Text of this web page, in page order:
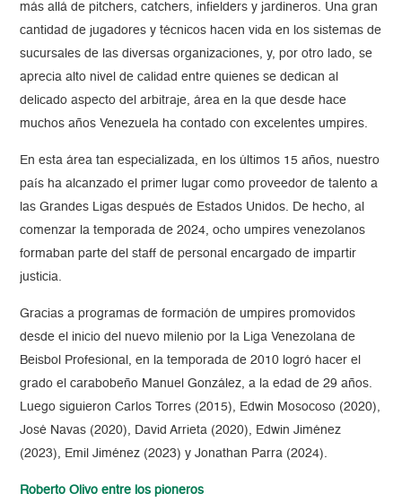
más allá de pitchers, catchers, infielders y jardineros. Una gran
cantidad de jugadores y técnicos hacen vida en los sistemas de
sucursales de las diversas organizaciones, y, por otro lado, se
aprecia alto nivel de calidad entre quienes se dedican al
delicado aspecto del arbitraje, área en la que desde hace
muchos años Venezuela ha contado con excelentes umpires.
En esta área tan especializada, en los últimos 15 años, nuestro
país ha alcanzado el primer lugar como proveedor de talento a
las Grandes Ligas después de Estados Unidos. De hecho, al
comenzar la temporada de 2024, ocho umpires venezolanos
formaban parte del staff de personal encargado de impartir
justicia.
Gracias a programas de formación de umpires promovidos
desde el inicio del nuevo milenio por la Liga Venezolana de
Beisbol Profesional, en la temporada de 2010 logró hacer el
grado el carabobeño Manuel González, a la edad de 29 años.
Luego siguieron Carlos Torres (2015), Edwin Mosocoso (2020),
José Navas (2020), David Arrieta (2020), Edwin Jiménez
(2023), Emil Jiménez (2023) y Jonathan Parra (2024).
Roberto Olivo entre los pioneros